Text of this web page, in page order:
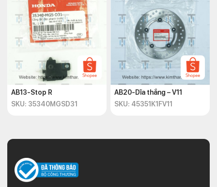
AB13-Stop R
SKU: 35340MGSD31
AB20-Dĩa thắng – V11
SKU: 45351K1FV11